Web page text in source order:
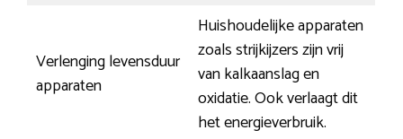
Verlenging levensduur
apparaten
Huishoudelijke apparaten
zoals strijkijzers zijn vrij
van kalkaanslag en
oxidatie. Ook verlaagt dit
het energieverbruik.